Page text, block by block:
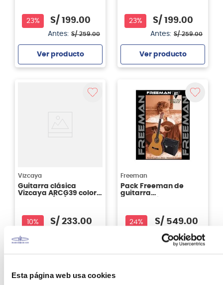
Esta página web usa cookies
23% S/ 199.00
Antes: S/ 259.00
Ver producto
23% S/ 199.00
Antes: S/ 259.00
Ver producto
Vizcaya
Guitarra clásica
Vizcaya ARCG39 color
10% S/ 233.00
Agregar
Freeman
Pack Freeman de
guitarra
natural
24%
S/ 549.00
Antes: S/ 719.00